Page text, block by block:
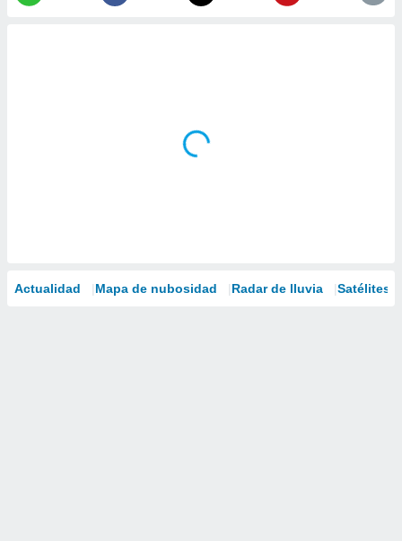
Actualidad Mapa de nubosidad Radar de lluvia Satélites